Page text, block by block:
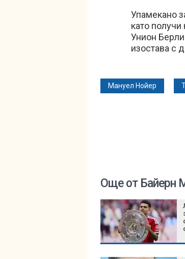
Упамекано
като
Унион
изостава с
Мануел Нойер
Още от Байерн